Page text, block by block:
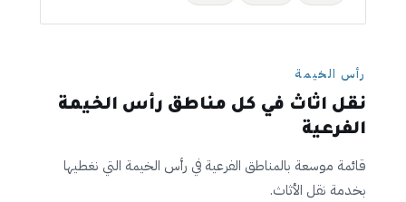
رأس الخيمة
نقل اثاث في كل مناطق رأس الخيمة
الفرعية
قائمة موسعة بالمناطق الفرعية في رأس الخيمة التي نغطيها
بخدمة نقل الأثاث.